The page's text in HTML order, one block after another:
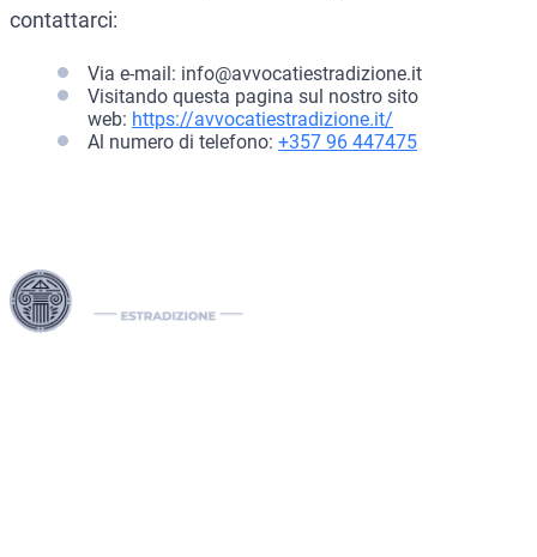
contattarci:
Via e-mail: info@avvocatiestradizione.it
Visitando questa pagina sul nostro sito
web: https://avvocatiestradizione.it/
Al numero di telefono: +357 96 447475